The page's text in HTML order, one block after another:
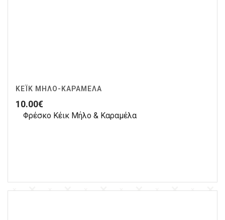
ΚΈΙΚ ΜΉΛΟ-ΚΑΡΑΜΈΛΑ
10.00€
Φρέσκο Κέικ Μήλο & Καραμέλα